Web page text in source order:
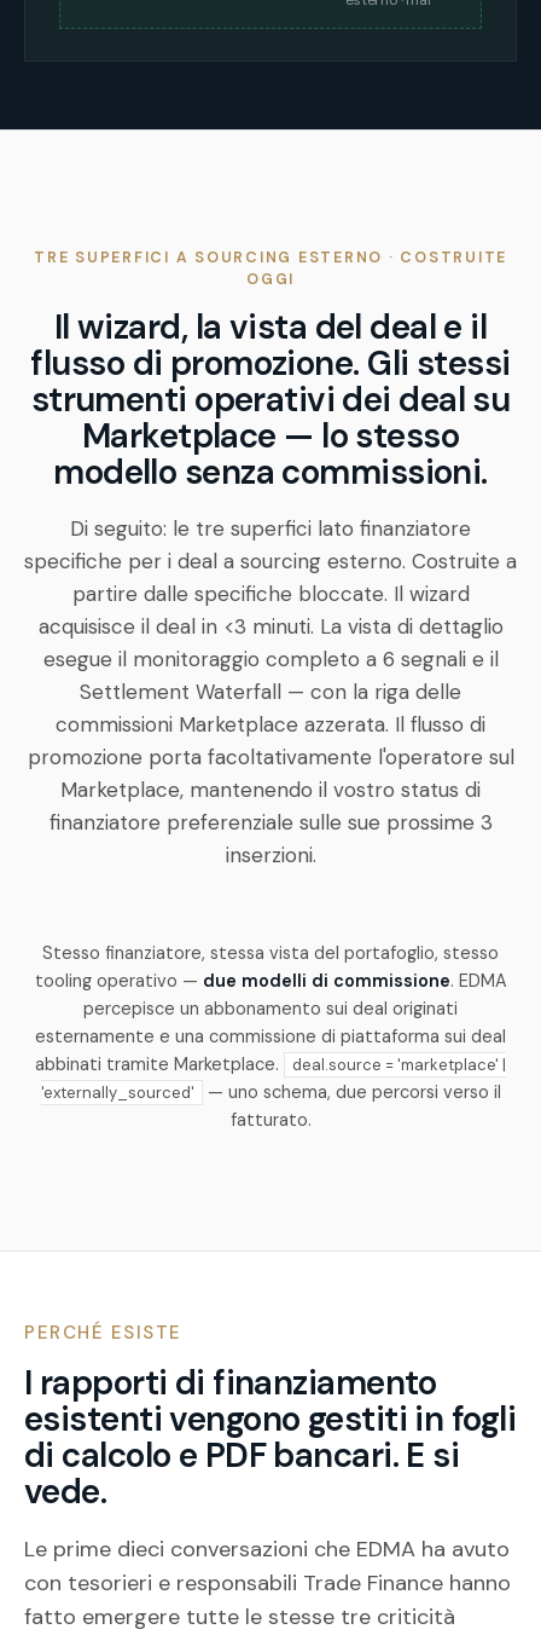
TRE SUPERFICI A SOURCING ESTERNO · COSTRUITE
OGGI
Il wizard, la vista del deal e il
flusso di promozione. Gli stessi
strumenti operativi dei deal su
Marketplace — lo stesso
modello senza commissioni.
Di seguito: le tre superfici lato finanziatore
specifiche per i deal a sourcing esterno. Costruite a
partire dalle specifiche bloccate. Il wizard
acquisisce il deal in <3 minuti. La vista di dettaglio
esegue il monitoraggio completo a 6 segnali e il
Settlement Waterfall — con la riga delle
commissioni Marketplace azzerata. Il flusso di
promozione porta facoltativamente l'operatore sul
Marketplace, mantenendo il vostro status di
finanziatore preferenziale sulle sue prossime 3
inserzioni.
Stesso finanziatore, stessa vista del portafoglio, stesso
tooling operativo — due modelli di commissione. EDMA
percepisce un abbonamento sui deal originati
esternamente e una commissione di piattaforma sui deal
abbinati tramite Marketplace.
deal.source = 'marketplace' |
'externally_sourced'
— uno schema, due percorsi verso il
fatturato.
PERCHÉ ESISTE
I rapporti di finanziamento
esistenti vengono gestiti in fogli
di calcolo e PDF bancari. E si
vede.
Le prime dieci conversazioni che EDMA ha avuto
con tesorieri e responsabili Trade Finance hanno
fatto emergere tutte le stesse tre criticità